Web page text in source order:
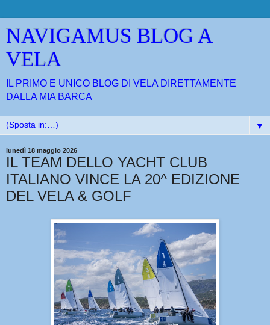
NAVIGAMUS BLOG A
VELA
IL PRIMO E UNICO BLOG DI VELA DIRETTAMENTE
DALLA MIA BARCA
▼
lunedì 18 maggio 2026
IL TEAM DELLO YACHT CLUB
ITALIANO VINCE LA 20^ EDIZIONE
DEL VELA & GOLF